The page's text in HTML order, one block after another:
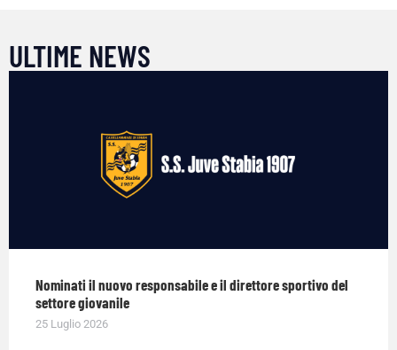
ULTIME NEWS
Nominati il nuovo responsabile e il direttore sportivo del
settore giovanile
25 Luglio 2026